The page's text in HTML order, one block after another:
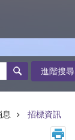
進階搜尋
招標資訊